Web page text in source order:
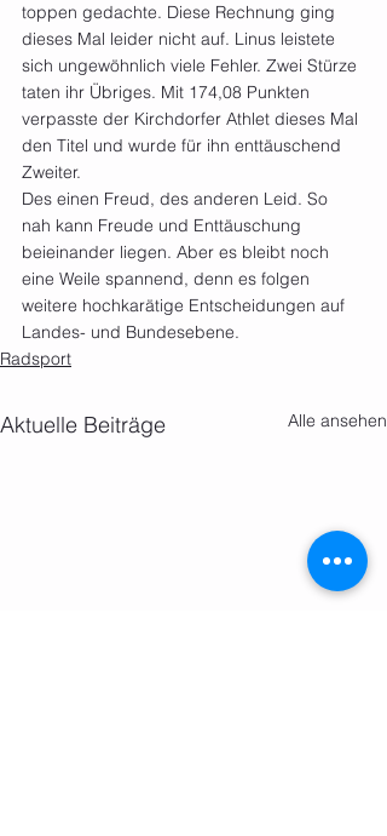
toppen gedachte. Diese Rechnung ging
dieses Mal leider nicht auf. Linus leistete
sich ungewöhnlich viele Fehler. Zwei Stürze
taten ihr Übriges. Mit 174,08 Punkten
verpasste der Kirchdorfer Athlet dieses Mal
den Titel und wurde für ihn enttäuschend
Zweiter.
Des einen Freud, des anderen Leid. So
nah kann Freude und Enttäuschung
beieinander liegen. Aber es bleibt noch
eine Weile spannend, denn es folgen
weitere hochkarätige Entscheidungen auf
Landes- und Bundesebene.
Radsport
Aktuelle Beiträge Alle ansehen